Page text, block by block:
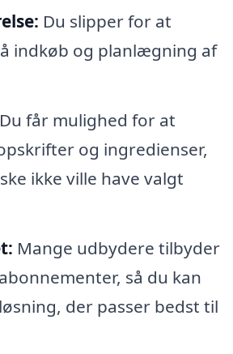
Du slipper for at
indkøb og planlægning af
Du får mulighed for at
og ingredienser,
ikke ville have valgt
Mange udbydere tilbyder
så du kan
der passer bedst til